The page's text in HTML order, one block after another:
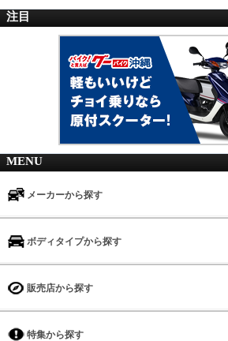
注目
MENU
メーカーから探す
ボディタイプから探す
販売店から探す
特集から探す